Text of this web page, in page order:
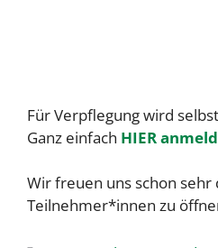
Für Verpflegung wird
Ganz einfach HIER
Wir freuen uns schon sehr
Teilnehmer*innen zu